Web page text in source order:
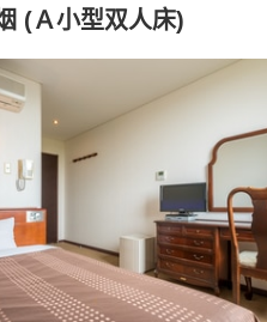
(Ａ小型双人床)